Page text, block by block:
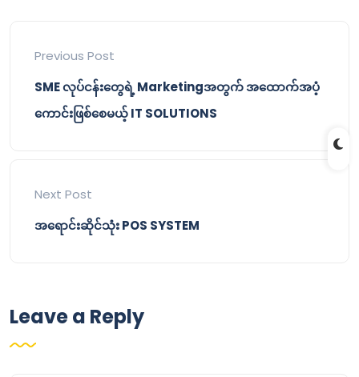
Previous Post
SME လုပ်ငန်းတွေရဲ့ Marketingအတွက် အထောက်အပံ့
ကောင်းဖြစ်စေမယ့် IT SOLUTIONS
Next Post
အရောင်းဆိုင်သုံး POS SYSTEM
Leave a Reply